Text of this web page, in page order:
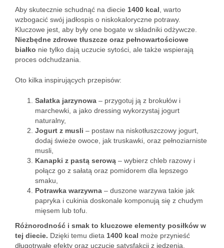
Aby skutecznie schudnąć na diecie 1400 kcal , warto
wzbogacić swój jadłospis o niskokaloryczne potrawy.
Kluczowe jest, aby były one bogate w składniki odżywcze.
Niezbędne zdrowe tłuszcze oraz pełnowartościowe
białko nie tylko dają uczucie sytości, ale także wspierają
proces odchudzania.
Oto kilka inspirujących przepisów:
Sałatka jarzynowa – przygotuj ją z brokułów i
marchewki, a jako dressing wykorzystaj jogurt
naturalny,
Jogurt z musli – postaw na niskotłuszczowy jogurt,
dodaj świeże owoce, jak truskawki, oraz pełnoziarniste
musli,
Kanapki z pastą serową – wybierz chleb razowy i
połącz go z sałatą oraz pomidorem dla lepszego
smaku,
Potrawka warzywna – duszone warzywa takie jak
papryka i cukinia doskonale komponują się z chudym
mięsem lub tofu.
Różnorodność i smak to kluczowe elementy posiłków w
tej diecie. Dzięki temu dieta 1400 kcal może przynieść
długotrwałe efekty oraz uczucie satysfakcji z jedzenia.